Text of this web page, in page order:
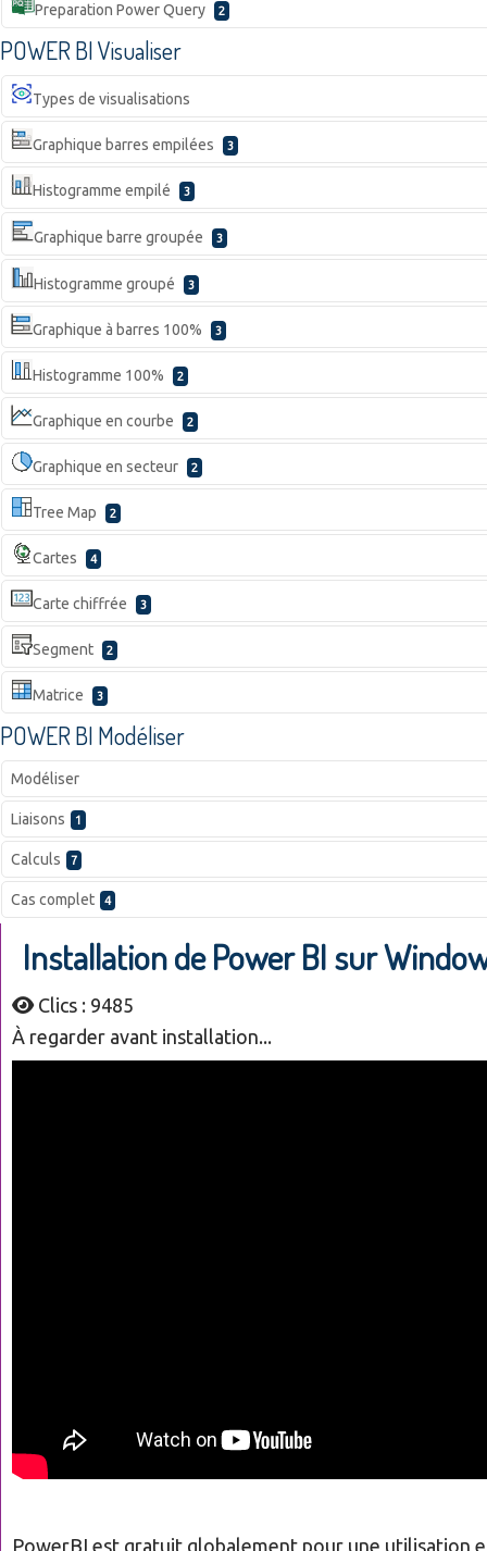
Preparation Power Query 2
POWER BI Visualiser
Types de visualisations
Graphique barres empilées 3
Histogramme empilé 3
Graphique barre groupée 3
Histogramme groupé 3
Graphique à barres 100% 3
Histogramme 100% 2
Graphique en courbe 2
Graphique en secteur 2
Tree Map 2
Cartes 4
Carte chiffrée 3
Segment 2
Matrice 3
POWER BI Modéliser
Modéliser
Liaisons 1
Calculs 7
Cas complet 4
Installation de Power BI sur
Clics : 9485
À regarder avant installation...
PowerBI est gratuit globalement pour une utilisation